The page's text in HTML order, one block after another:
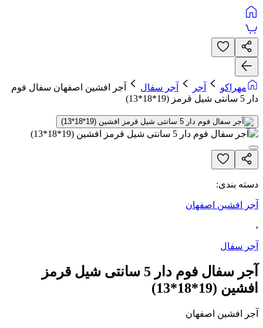
مهراکو آجر آجر سفال
آجر افشین اصفهان سفال فوم
دار 5 سانتی شیل قرمز (19*18*13)
دسته بندی:
آجر افشین اصفهان
،
آجر سفال
آجر سفال فوم دار 5 سانتی شیل قرمز
افشین (19*18*13)
آجر افشین اصفهان